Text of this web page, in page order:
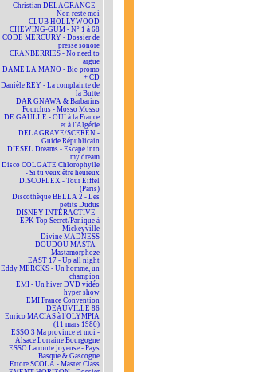
Christian DELAGRANGE -
Non reste moi
CLUB HOLLYWOOD
CHEWING-GUM - N° 1 à 68
CODE MERCURY - Dossier de
presse sonore
CRANBERRIES - No need to
argue
DAME LA MANO - Bio promo
+ CD
Danièle REY - La complainte de
la Butte
DAR GNAWA & Barbarins
Fourchus - Mosso Mosso
DE GAULLE - OUI à la France
et à l'Algérie
DELAGRAVE/SCEREN -
Guide Républicain
DIESEL Dreams - Escape into
my dream
Disco COLGATE Chlorophylle
- Si tu veux être heureux
DISCOFLEX - Tour Eiffel
(Paris)
Discothèque BELLA 2 - Les
petits Dudus
DISNEY INTERACTIVE -
EPK Top Secret/Panique à
Mickeyville
Divine MADNESS
DOUDOU MASTA -
Mastamorphoze
EAST 17 - Up all night
Eddy MERCKS - Un homme, un
champion
EMI - Un hiver DVD vidéo
hyper show
EMI France Convention
DEAUVILLE 86
Enrico MACIAS à l'OLYMPIA
(11 mars 1980)
ESSO 3 Ma province et moi -
Alsace Lorraine Bourgogne
ESSO La route joyeuse - Pays
Basque & Gascogne
Ettore SCOLA - Master Class